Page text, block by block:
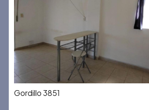
Gordillo 3851